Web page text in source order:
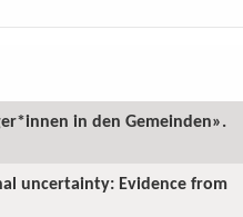
in den Gemeinden».
uncertainty: Evidence from